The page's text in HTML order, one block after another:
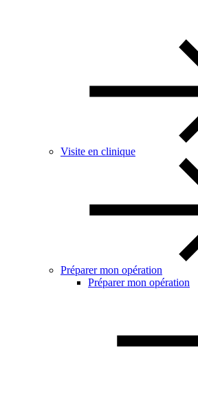
Visite en clinique
Préparer mon opération
Préparer mon opération